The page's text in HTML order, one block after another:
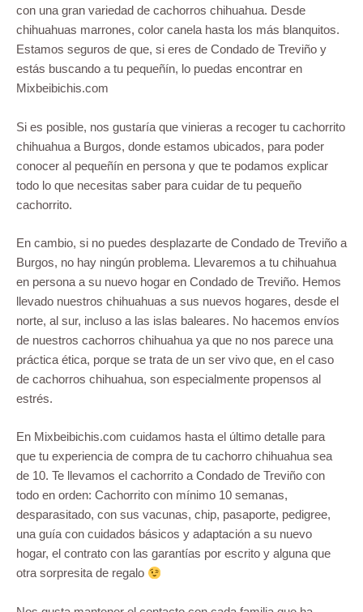
con una gran variedad de cachorros chihuahua. Desde
chihuahuas marrones, color canela hasta los más blanquitos.
Estamos seguros de que, si eres de Condado de Treviño y
estás buscando a tu pequeñín, lo puedas encontrar en
Mixbeibichis.com
Si es posible, nos gustaría que vinieras a recoger tu cachorrito
chihuahua a Burgos, donde estamos ubicados, para poder
conocer al pequeñín en persona y que te podamos explicar
todo lo que necesitas saber para cuidar de tu pequeño
cachorrito.
En cambio, si no puedes desplazarte de Condado de Treviño a
Burgos, no hay ningún problema. Llevaremos a tu chihuahua
en persona a su nuevo hogar en Condado de Treviño. Hemos
llevado nuestros chihuahuas a sus nuevos hogares, desde el
norte, al sur, incluso a las islas baleares. No hacemos envíos
de nuestros cachorros chihuahua ya que no nos parece una
práctica ética, porque se trata de un ser vivo que, en el caso
de cachorros chihuahua, son especialmente propensos al
estrés.
En Mixbeibichis.com cuidamos hasta el último detalle para
que tu experiencia de compra de tu cachorro chihuahua sea
de 10. Te llevamos el cachorrito a Condado de Treviño con
todo en orden: Cachorrito con mínimo 10 semanas,
desparasitado, con sus vacunas, chip, pasaporte, pedigree,
una guía con cuidados básicos y adaptación a su nuevo
hogar, el contrato con las garantías por escrito y alguna que
otra sorpresita de regalo